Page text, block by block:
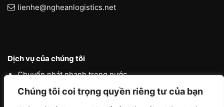
Chúng tôi coi trọng quyền riêng tư của bạn
lienhe@ngheanlogistics.net
Dịch vụ của chúng tôi
Chuyển phát nhanh trong nước
Chuyển phát nhanh quốc tế